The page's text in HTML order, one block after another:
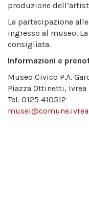
produzione
La partecipazione
ingresso al museo.
consigliata.
Informazioni e
Museo Civico P.A.
Piazza Ottinetti, Ivrea
Tel. 0125 410512